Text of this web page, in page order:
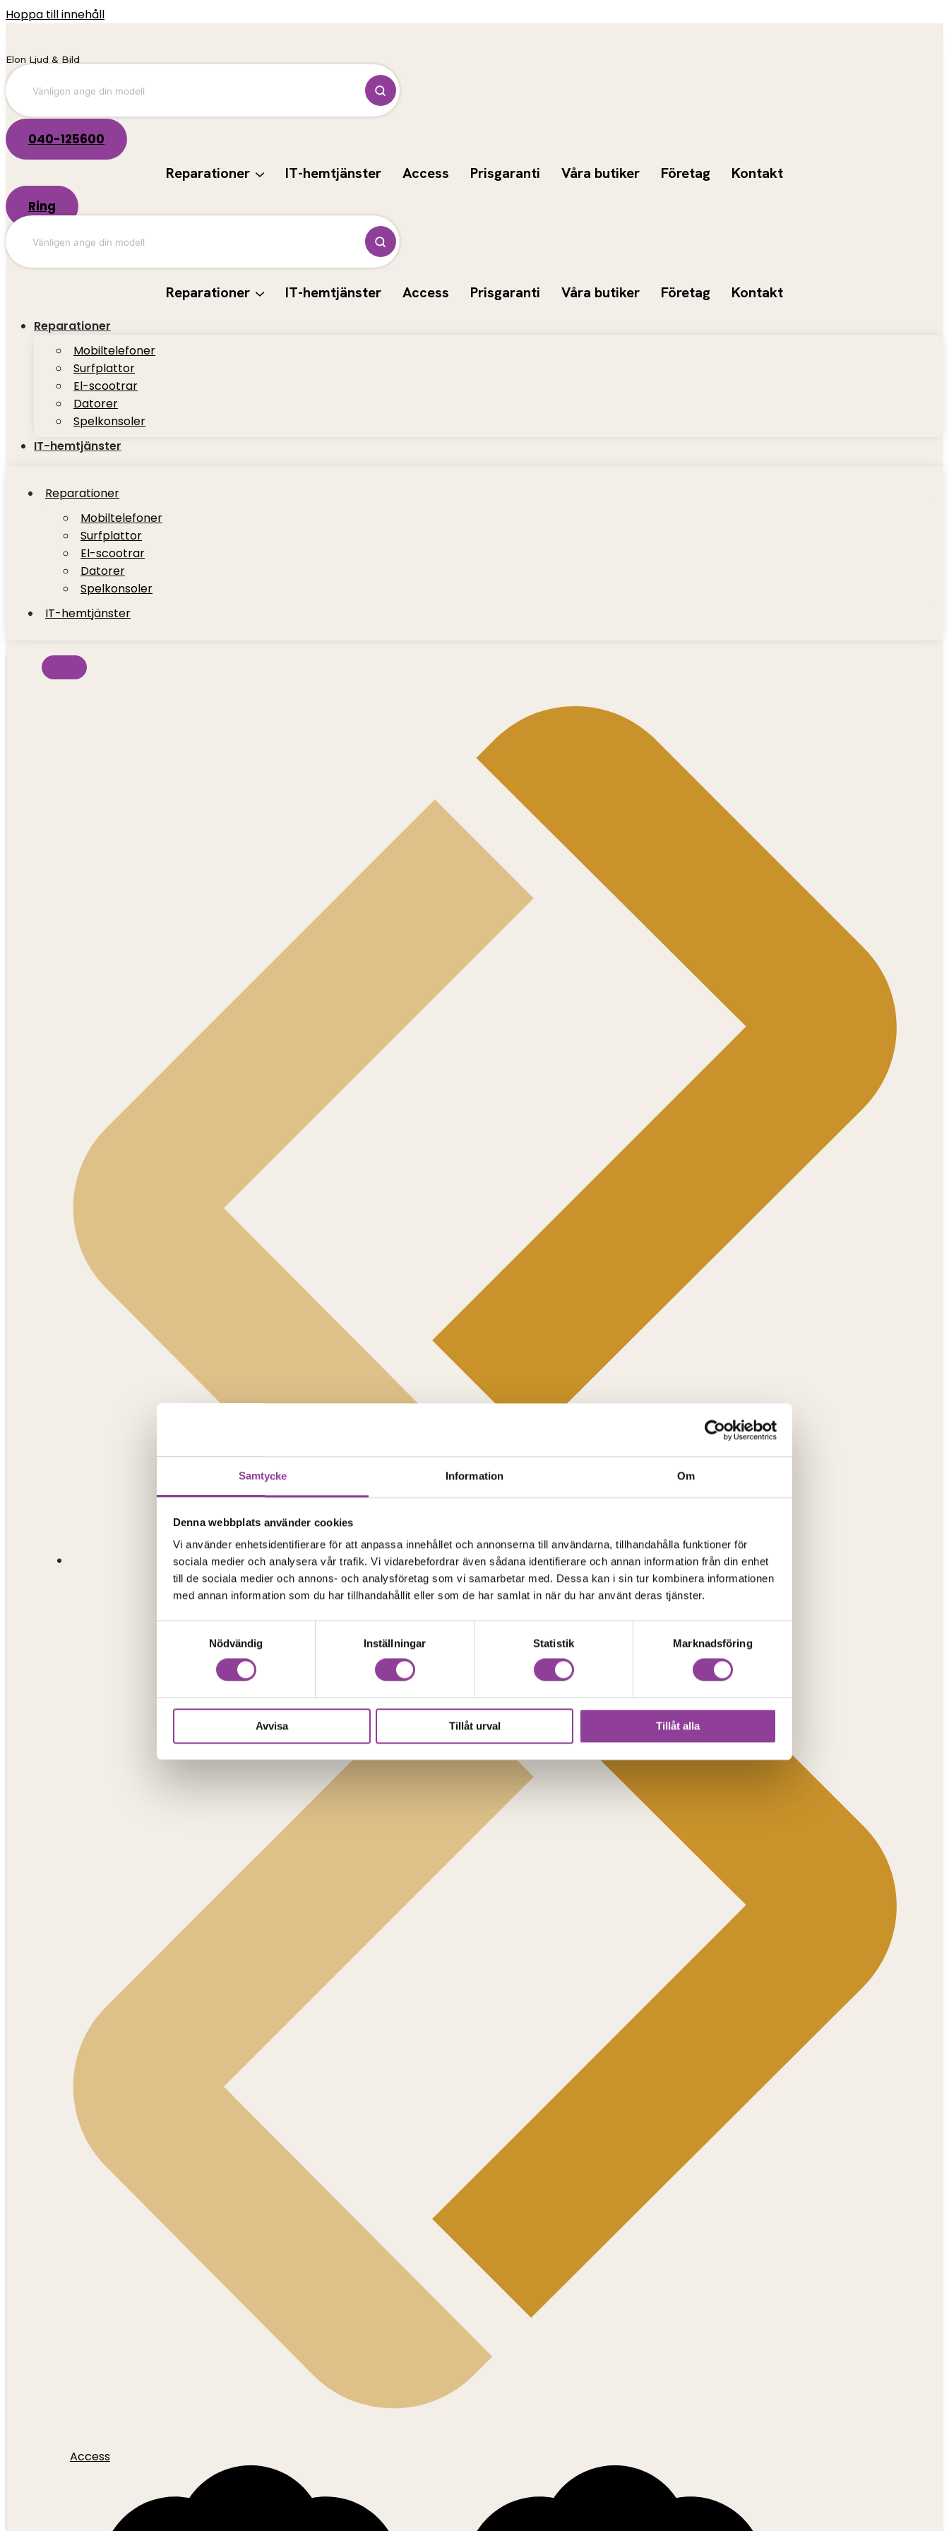
Samtycke Information Om
Denna webbplats använder cookies
Vi använder enhetsidentifierare för att anpassa innehållet och annonserna till användarna, tillhandahålla funktioner för
sociala medier och analysera vår trafik. Vi vidarebefordrar även sådana identifierare och annan information från din enhet
till de sociala medier och annons- och analysföretag som vi samarbetar med. Dessa kan i sin tur kombinera informationen
med annan information som du har tillhandahållit eller som de har samlat in när du har använt deras tjänster.
Nödvändig
Inställningar Statistik Marknadsföring
Avvisa Tillåt urval Tillåt alla
Hoppa till innehåll
Elon Ljud & Bild
040-125600
Reparationer IT-hemtjänster Access Prisgaranti Våra butiker Företag Kontakt
Ring
Reparationer IT-hemtjänster Access Prisgaranti Våra butiker Företag Kontakt
Reparationer
Mobiltelefoner
Surfplattor
El-scootrar
Datorer
Spelkonsoler
IT-hemtjänster
Reparationer
Mobiltelefoner
Surfplattor
El-scootrar
Datorer
Spelkonsoler
IT-hemtjänster
Access